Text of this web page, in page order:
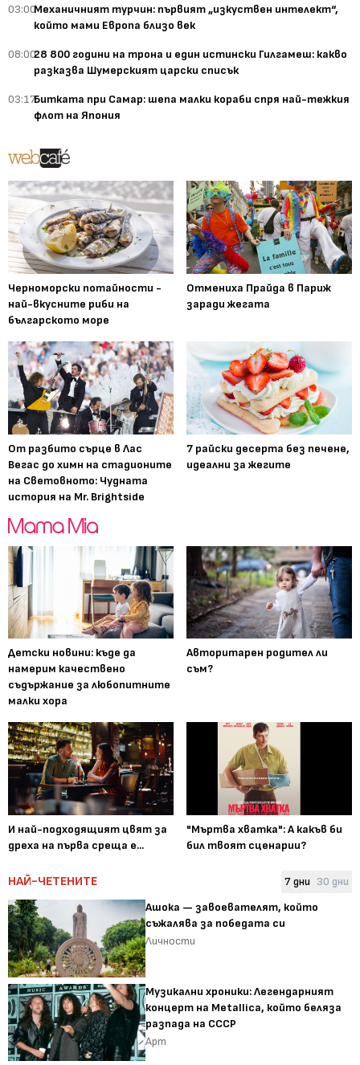
03:00Механичният турчин: първият „изкуствен интелект“,
който мами Европа близо век
08:0028 800 години на трона и един истински Гилгамеш: какво
разказва Шумерският царски списък
03:17Битката при Самар: шепа малки кораби спря най-тежкия
флот на Япония
Черноморски потайности -
най-вкусните риби на
българското море
Отмениха Прайда в Париж
заради жегата
От разбито сърце в Лас
Вегас до химн на стадионите
на Световното: Чудната
история на Mr. Brightside
7 райски десерта без печене,
идеални за жегите
Детски новини: къде да
намерим качествено
съдържание за любопитните
малки хора
Авторитарен родител ли
съм?
И най-подходящият цвят за
дреха на първа среща е...
"Мъртва хватка": А какъв би
бил твоят сценарии?
НАЙ-ЧЕТЕНИТЕ 7 дни 30 дни
Ашока — завоевателят, който
съжалява за победата си
Личности
Музикални хроники: Легендарният
концерт на Metallica, който беляза
разпада на СССР
Арт